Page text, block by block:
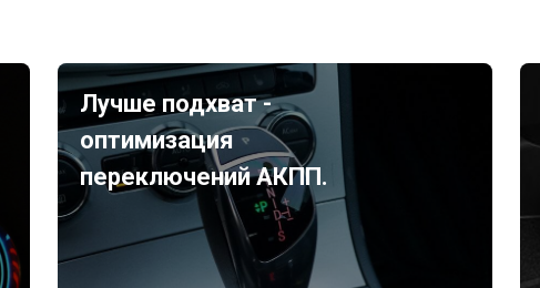
Лучше подхват -
оптимизация
переключений АКПП.